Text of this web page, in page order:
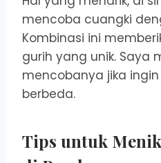
mencoba cuangki
Kombinasi ini
gurih yang unik. Saya
mencobanya jika
berbeda.
Tips untuk